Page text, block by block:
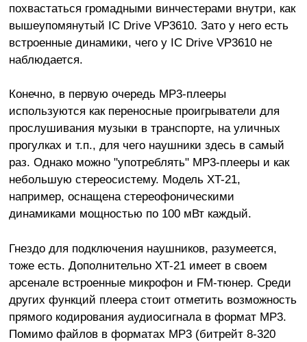
похвастаться громадными винчестерами внутри, как
вышеупомянутый IC Drive VP3610. Зато у него есть
встроенные динамики, чего у IC Drive VP3610 не
наблюдается.
Конечно, в первую очередь МР3-плееры
используются как переносные проигрыватели для
прослушивания музыки в транспорте, на уличных
прогулках и т.п., для чего наушники здесь в самый
раз. Однако можно "употреблять" МР3-плееры и как
небольшую стереосистему. Модель XT-21,
например, оснащена стереофоническими
динамиками мощностью по 100 мВт каждый.
Гнездо для подключения наушников, разумеется,
тоже есть. Дополнительно ХТ-21 имеет в своем
арсенале встроенные микрофон и FM-тюнер. Среди
других функций плеера стоит отметить возможность
прямого кодирования аудиосигнала в формат МР3.
Помимо файлов в форматах MP3 (битрейт 8-320